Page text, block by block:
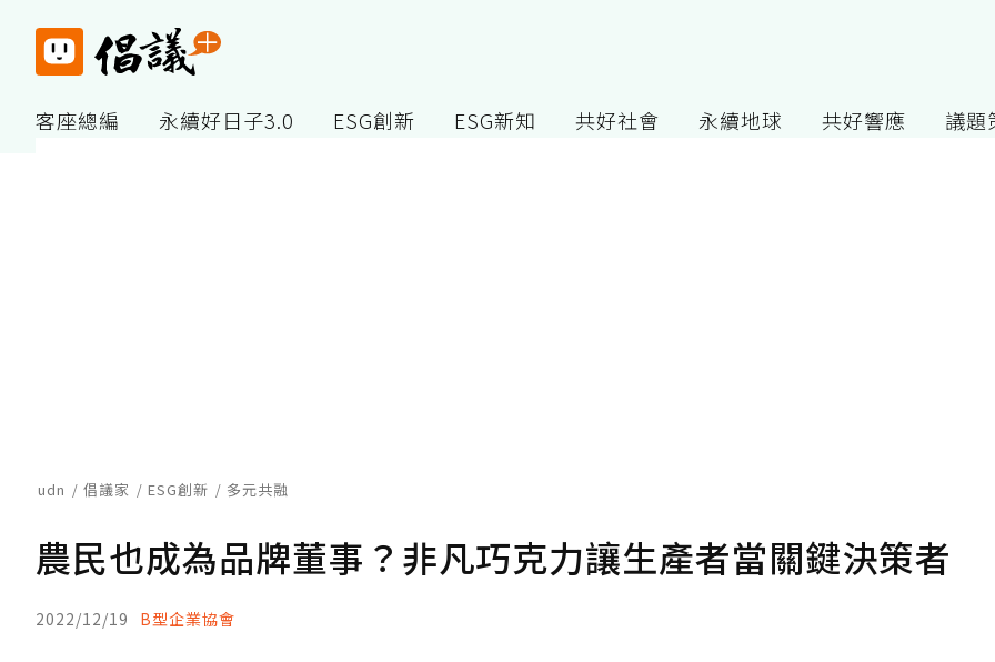
客座總編 永續好日子3.0 ESG創新 ESG新知 共好社會 永續地球 共好響應 議題
udn 倡議家 ESG創新 多元共融
農民也成為品牌董事？非凡巧克力讓生產者當關鍵決策者
2022/12/19 B型企業協會